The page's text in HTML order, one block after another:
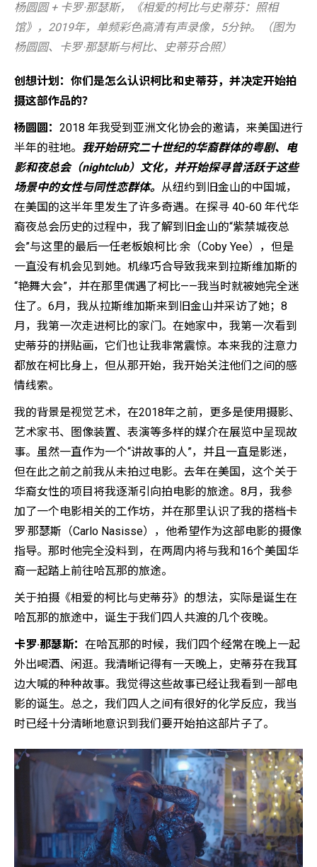
杨圆圆 + 卡罗·那瑟斯，《相爱的柯比与史蒂芬：照相
馆》，2019年，单频彩色高清有声录像，5分钟。（图为
杨圆圆、卡罗·那瑟斯与柯比、史蒂芬合照）
创想计划：你们是怎么认识柯比和史蒂芬，并决定开始拍
摄这部作品的？
杨圆圆： 2018 年我受到亚洲文化协会的邀请，来美国进行
半年的驻地。 我开始研究二十世纪的华裔群体的粤剧、电
影和夜总会（nightclub）文化，并开始探寻曾活跃于这些
场景中的女性与同性恋群体。 从纽约到旧金山的中国城，
在美国的这半年里发生了许多奇遇。在探寻 40-60 年代华
裔夜总会历史的过程中，我了解到旧金山的“紫禁城夜总
会”与这里的最后一任老板娘柯比·余（Coby Yee），但是
一直没有机会见到她。机缘巧合导致我来到拉斯维加斯的
“艳舞大会”，并在那里偶遇了柯比——我当时就被她完全迷
住了。6月，我从拉斯维加斯来到旧金山并采访了她；8
月，我第一次走进柯比的家门。在她家中，我第一次看到
史蒂芬的拼贴画，它们也让我非常震惊。本来我的注意力
都放在柯比身上，但从那开始，我开始关注他们之间的感
情线索。
我的背景是视觉艺术，在2018年之前，更多是使用摄影、
艺术家书、图像装置、表演等多样的媒介在展览中呈现故
事。虽然一直作为一个“讲故事的人”，并且一直是影迷，
但在此之前之前我从未拍过电影。去年在美国，这个关于
华裔女性的项目将我逐渐引向拍电影的旅途。8月，我参
加了一个电影相关的工作坊，并在那里认识了我的搭档卡
罗·那瑟斯（Carlo Nasisse），他希望作为这部电影的摄像
指导。那时他完全没料到，在两周内将与我和16个美国华
裔一起踏上前往哈瓦那的旅途。
关于拍摄《相爱的柯比与史蒂芬》的想法，实际是诞生在
哈瓦那的旅途中，诞生于我们四人共渡的几个夜晚。
卡罗·那瑟斯： 在哈瓦那的时候，我们四个经常在晚上一起
外出喝酒、闲逛。我清晰记得有一天晚上，史蒂芬在我耳
边大喊的种种故事。我觉得这些故事已经让我看到一部电
影的诞生。总之，我们四人之间有很好的化学反应，我当
时已经十分清晰地意识到我们要开始拍这部片子了。